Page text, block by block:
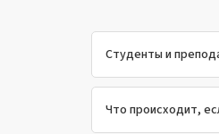
Студенты и
Что происходит,